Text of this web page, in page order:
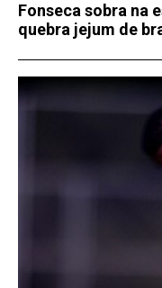
Fonseca sobra na
quebra jejum de